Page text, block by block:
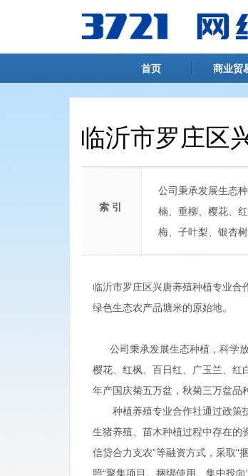
首页 商业贸
临沂市罗庄区
索 引
公司秉承发展生态
楠、垂柳、樱花、
梅、子叶梨、银杏
临沂市罗庄区兴唐养殖种植专业合
绿色生态农产品塘米的原始地。
公司秉承发展生态种植，科学放
樱花、红枫、百日红、广玉兰、红
年产国庆菊五万盆，秋菊三万盆品
种植养殖专业合作社通过政策扶
生猪养殖、苗木种植过程中存在的
信贷合力支农”等融资方式，采取“
照“聚集项目、捆绑使用、集中投